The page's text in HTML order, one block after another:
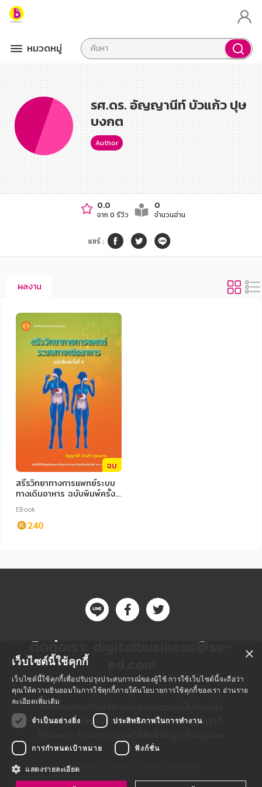
หมวดหมู่
หมวดหมู่หนังสือ
หมวดหมู่ยอดนิยม
หนังสือออกใหม่
หนังสือเสียง
โปรโมชั่นลดราคา
หมวดหมู่หนังสือ
รศ.ดร. อัญญานีท์ บัวแก้ว ปุษ
บงกต
Author
0.0
จาก 0 รีวิว
0
จำนวนอ่าน
แชร์:
ผลงาน
จบ
สรีรวิทยาทางการแพทย์ระบบ
ทางเดินอาหาร ฉบับพิมพ์ครั้งที่
3
EBook
240
ติดต่อเรา: digitalbusiness@se-
ข้อตกลงการใช้บริการ
ข้อตกลงลงทะเบียนนักเขียนนโยบายการใช้คุกกี้
Copyright © 2020 All rights reserved.
×
เว็บไซต์นี้ใช้คุกกี้
เว็บไซต์นี้ใช้คุกกี้เพื่อปรับปรุงประสบการณ์ของผู้ใช้ การใช้เว็บไซต์นี้จะถือว่า
คุณให้ความยินยอมในการใช้คุกกี้ภายใต้นโยบายการใช้คุกกี้ของเรา อ่านราย
ละเอียดเพิ่มเติม
จำเป็นอย่างยิ่ง
ประสิทธิภาพในการทำงาน
การกำหนดเป้าหมาย ฟังก์ชั่น
แสดงรายละเอียด